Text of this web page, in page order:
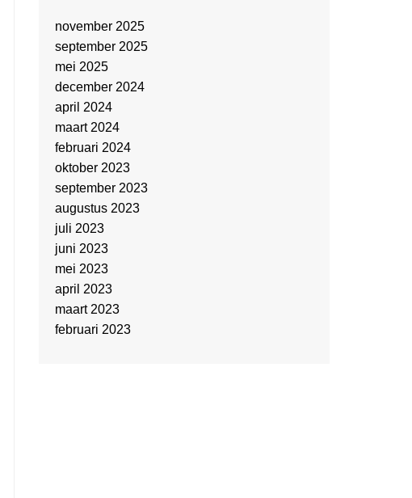
november 2025
september 2025
mei 2025
december 2024
april 2024
maart 2024
februari 2024
oktober 2023
september 2023
augustus 2023
juli 2023
juni 2023
mei 2023
april 2023
maart 2023
februari 2023